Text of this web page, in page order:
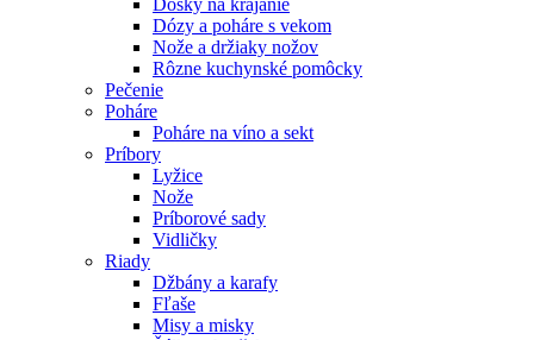
Dózy a poháre s vekom
Nože a držiaky nožov
Rôzne kuchynské pomôcky
Pečenie
Poháre
Poháre na víno a sekt
Príbory
Lyžice
Nože
Príborové sady
Vidličky
Riady
Džbány a karafy
Fľaše
Misy a misky